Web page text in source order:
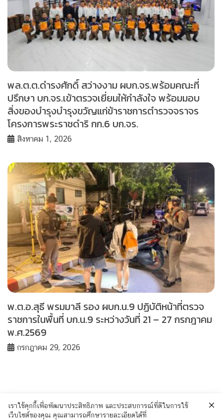
พล.ต.ต.ดำรงศักดิ์ สว่างงาม ผบก.จร.พร้อมคณะที่
ปรึกษา บก.จร.เข้าตรวจเยี่ยมให้กำลังใจ พร้อมมอบ
สิ่งของบำรุงบำรุงขวัญแก่ข้าราชการตำรวจจราจร
โครงการพระราชดำริ กก.6 บก.จร.
สิงหาคม 1, 2026
พ.ต.อ.สุธี พรมมาลี รอง ผบก.น.9 ปฏิบัติหน้าที่ตรวจ
ราชการในพื้นที่ บก.น.9 ระหว่างวันที่ 21 – 27 กรกฎาคม
พ.ศ.2569
กรกฎาคม 29, 2026
เราใช้คุกกี้เพื่อพัฒนาประสิทธิภาพ และประสบการณ์ที่ดีในการใช้
เว็บไซต์ของคุณ คุณสามารถศึกษารายละเอียดได้ที่